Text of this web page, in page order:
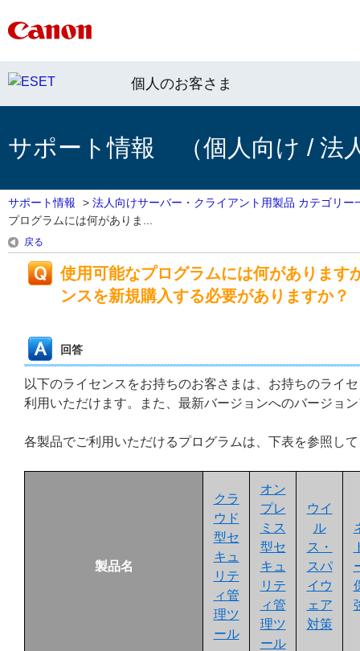
個人のお客さま
サポート情報 （個人向け / 法
サポート情報 > 法人向けサーバー・クライアント用製品 カテゴリー
プログラムには何がありま...
戻る
使用可能なプログラムには何があります
ンスを新規購入する必要がありますか？
回答
以下のライセンスをお持ちのお客さまは、お持ちのライ
利用いただけます。また、最新バージョンへのバージョ
各製品でご利用いただけるプログラムは、下表を参照し
製品名
クラ
ウド
型セ
キュ
リテ
ィ管
理ツ
ール
オン
プレ
ミス
型セ
キュ
リテ
ィ管
理ツ
ール
ウイ
ル
ス・
スパ
イウ
ェア
対策